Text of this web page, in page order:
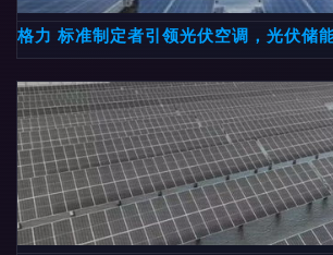
格力 标准制定者引领光伏空调，光伏储